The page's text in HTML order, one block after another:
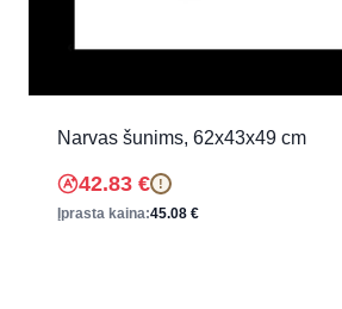
Narvas šunims, 62x43x49 cm
42.83 € !
Įprasta kaina:45.08 €